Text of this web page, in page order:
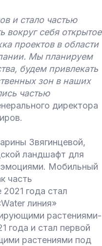
и стало частью
себя открытое
проектов в области
Мы планируем
будем привлекать
зон в наших
частью
директора
Звягинцевой,
ландшафт для
эмоциями. Мобильный
часть
года стал
линия»
растениями-
года и стал первой
растениями под